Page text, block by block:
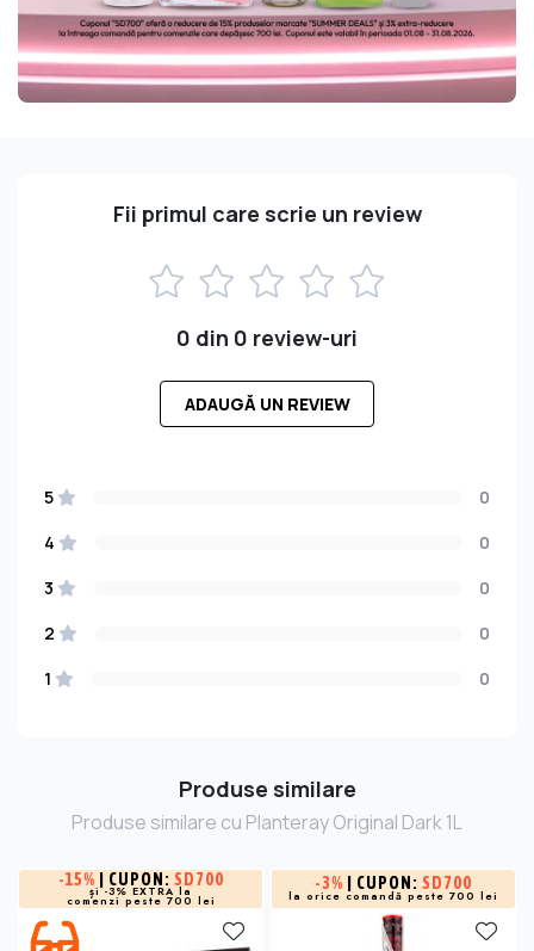
Fii primul care scrie un review
0 din 0 review-uri
ADAUGĂ UN REVIEW
5
0
4
0
3
0
2
0
1
0
Produse similare
Produse similare cu Planteray Original Dark 1L
-15% | CUPON: SD700
și -3% EXTRA la
comenzi peste 700 lei
-3% | CUPON: SD700
la orice comandă peste 700 lei